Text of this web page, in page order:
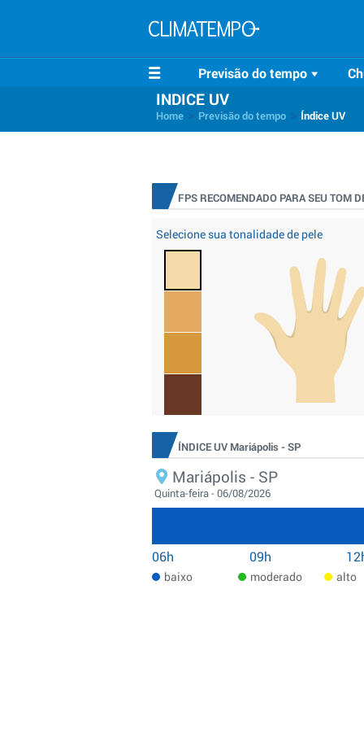
Previsão do tempo
INDICE UV
Home Previsão do tempo Índice UV
FPS RECOMENDADO PARA SEU TOM
Selecione sua tonalidade de pele
ÍNDICE UV Mariápolis - SP
Mariápolis - SP
Quinta-feira - 06/08/2026
06h 09h
baixo moderado alto